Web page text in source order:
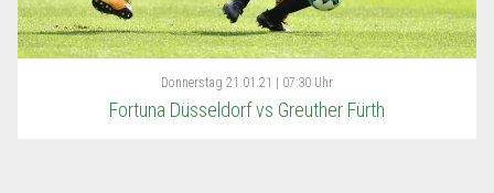
Donnerstag 21.01.21 | 07:30 Uhr
Fortuna Düsseldorf vs Greuther Fürth